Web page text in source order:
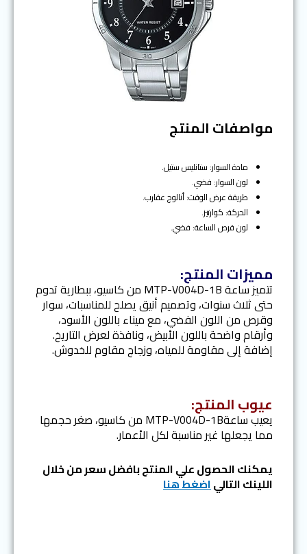
مواصفات المنتج
مادة السوار: ستانليس ستيل.
لون السوار: فضي.
طريقة عرض الوقت: أنالوج عقارب.
الحركة: كوارتيز.
لون قرص الساعة: فضي.
مميزات المنتج:
تتميز ساعة MTP-V004D-1B من كاسيو، ببطارية تدوم
حتى ثلاث سنوات، وتصميم أنيق يصلح للمناسبات، سوار
وقرص من اللون الفضي، مع ميناء باللون الأسود،
وأرقام واضحة باللون الأبيض، ونافذة لعرض التاريخ.
إضافة إلى مقاومة للمياه، وزجاج مقاوم للخدوش.
عيوب المنتج:
يعيب ساعةMTP-V004D-1B من كاسيو، صغر حجمها
مما يجعلها غير مناسبة لكل الأعمار.
يمكنك الحصول علي المنتج بافضل سعر من خلال
اللينك التالياضغط هنا